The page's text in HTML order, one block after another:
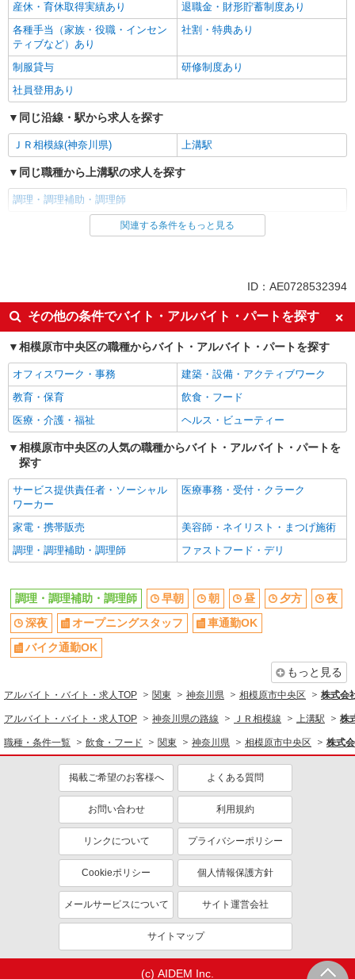
産休・育休取得実績あり
退職金・財形貯蓄制度あり
各種手当（家族・役職・インセン
ティブなど）あり
社割・特典あり
制服貸与
研修制度あり
社員登用あり
同じ沿線・駅から求人を探す
ＪＲ相模線(神奈川県) 上溝駅
同じ職種から上溝駅の求人を探す
調理・調理補助・調理師
同じ雇用形態から上溝駅の求人を探す
早朝
朝
昼
夕方
夜
深夜
オープニングスタッフ
車通勤OK
バイク通勤OK
社宅・寮あり
入社日応相談
Web面接OK
友達と応募OK
職場見学OKまたは説明会あり
未経験歓迎
新卒・第二新卒歓迎
女性活躍中
主婦・主夫歓迎
フリーター歓迎
学歴不問
ブランクOK
ミドル（40代～）活躍中
エルダー（50代～）活躍中
昇給あり
時間固定シフト制
時間や曜日が選べる・シフト自由
禁煙・分煙
交通費支給
産休・育休取得実績あり
退職金・財形貯蓄制度あり
各種手当（家族・役職・インセン
ティブなど）あり
社割・特典あり
社員登用あり
同じ職種から求人を探す
飲食・フード
調理・調理補助・調理師
同じ特徴から求人を探す
オープニングスタッフ
社宅・寮あり
関連する条件をもっと見る
ID：AE0728532394
その他の条件でバイト・アルバイト・パートを探す
相模原市中央区の職種からバイト・アルバイト・パートを探す
オフィスワーク・事務
建築・設備・アクティブワーク
教育・保育
飲食・フード
医療・介護・福祉
ヘルス・ビューティー
相模原市中央区の人気の職種からバイト・アルバイト・パートを
探す
サービス提供責任者・ソーシャル
ワーカー
医療事務・受付・クラーク
家電・携帯販売
美容師・ネイリスト・まつげ施術
調理・調理補助・調理師
ファストフード・デリ
調理・調理補助・調理師 早朝 朝 昼 夕方
夜
深夜
オープニングスタッフ
車通勤OK
バイク通勤OK
もっと見る
アルバイト・バイト・求人TOP 関東 神奈川県 相模原市中央区 株式会
アルバイト・バイト・求人TOP 神奈川県の路線 ＪＲ相模線 上溝駅 株
職種・条件一覧 飲食・フード 関東 神奈川県 相模原市中央区 株式
掲載ご希望のお客様へ よくある質問
お問い合わせ 利用規約
リンクについて プライバシーポリシー
Cookieポリシー 個人情報保護方針
メールサービスについて サイト運営会社
サイトマップ
(c) AIDEM Inc.